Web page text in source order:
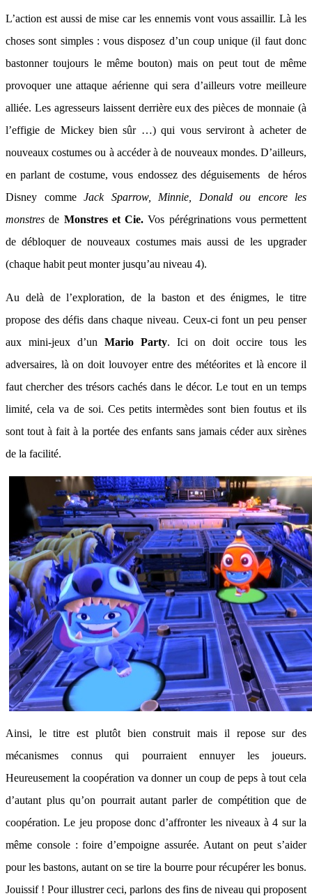
L’action est aussi de mise car les ennemis vont vous assaillir. Là les
choses sont simples : vous disposez d’un coup unique (il faut donc
bastonner toujours le même bouton) mais on peut tout de même
provoquer une attaque aérienne qui sera d’ailleurs votre meilleure
alliée. Les agresseurs laissent derrière eux des pièces de monnaie (à
l’effigie de Mickey bien sûr …) qui vous serviront à acheter de
nouveaux costumes ou à accéder à de nouveaux mondes. D’ailleurs,
en parlant de costume, vous endossez des déguisements de héros
Disney commeJack Sparrow, Minnie, Donald ou encore les
monstres de Monstres et Cie.Vos pérégrinations vous permettent
de débloquer de nouveaux costumes mais aussi de les upgrader
(chaque habit peut monter jusqu’au niveau 4).
Au delà de l’exploration, de la baston et des énigmes, le titre
propose des défis dans chaque niveau. Ceux-ci font un peu penser
aux mini-jeux d’un Mario Party. Ici on doit occire tous les
adversaires, là on doit louvoyer entre des météorites et là encore il
faut chercher des trésors cachés dans le décor. Le tout en un temps
limité, cela va de soi. Ces petits intermèdes sont bien foutus et ils
sont tout à fait à la portée des enfants sans jamais céder aux sirènes
de la facilité.
Ainsi, le titre est plutôt bien construit mais il repose sur des
mécanismes connus qui pourraient ennuyer les joueurs.
Heureusement la coopération va donner un coup de peps à tout cela
d’autant plus qu’on pourrait autant parler de compétition que de
coopération. Le jeu propose donc d’affronter les niveaux à 4 sur la
même console : foire d’empoigne assurée. Autant on peut s’aider
pour les bastons, autant on se tire la bourre pour récupérer les bonus.
Jouissif ! Pour illustrer ceci, parlons des fins de niveau qui proposent